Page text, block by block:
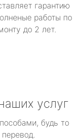
гарантию
работы по
до 2 лет.
услуг
будь то